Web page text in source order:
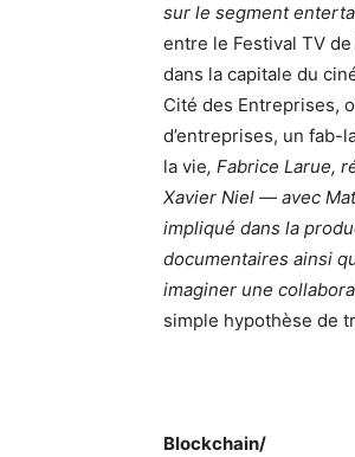
sur le segment
entre le Festival TV
dans la capitale du
Cité des Entreprises,
d’entreprises, un fab-
la vie, Fabrice Larue,
Xavier Niel — avec
impliqué dans la
documentaires ainsi
imaginer une
simple hypothèse de
Blockchain/